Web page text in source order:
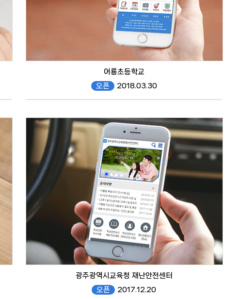
mobile
어룡초등학교
오픈
2018.03.30
광주광역시교육청 재난안전센터
오픈
2017.12.20